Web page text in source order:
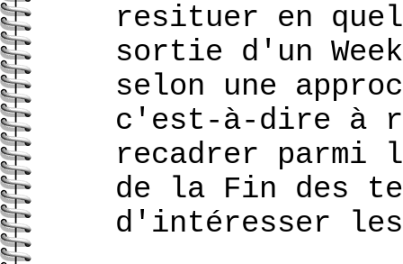
resituer en
sortie d'un
selon une
c'est-à-dire à
recadrer parmi
de la Fin des
d'intéresser